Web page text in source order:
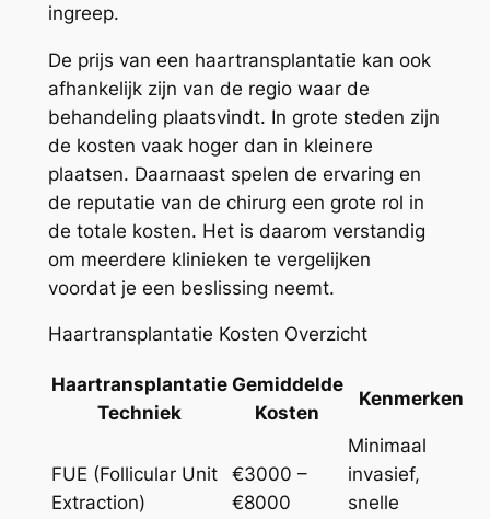
ingreep.
De prijs van een haartransplantatie kan ook
afhankelijk zijn van de regio waar de
behandeling plaatsvindt. In grote steden zijn
de kosten vaak hoger dan in kleinere
plaatsen. Daarnaast spelen de ervaring en
de reputatie van de chirurg een grote rol in
de totale kosten. Het is daarom verstandig
om meerdere klinieken te vergelijken
voordat je een beslissing neemt.
Haartransplantatie Kosten Overzicht
Haartransplantatie
Techniek
Gemiddelde
Kosten
Kenmerken
FUE (Follicular Unit
Extraction)
€3000 –
€8000
Minimaal
invasief,
snelle